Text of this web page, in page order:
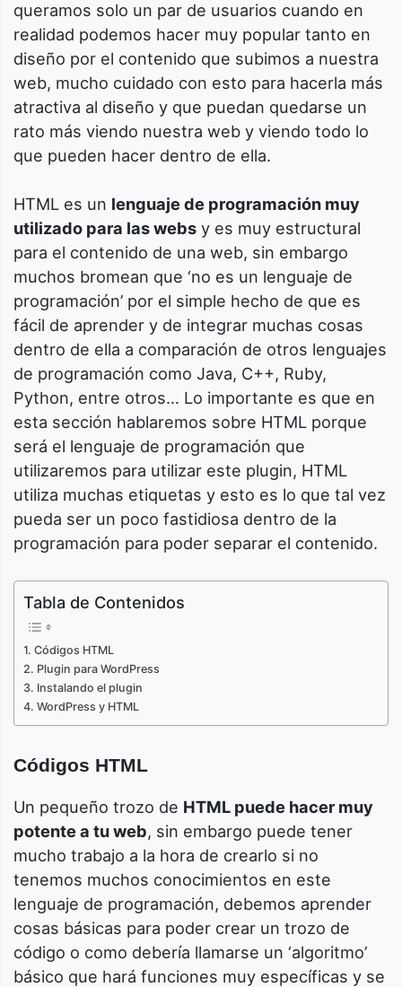
queramos solo un par de usuarios cuando en
realidad podemos hacer muy popular tanto en
diseño por el contenido que subimos a nuestra
web, mucho cuidado con esto para hacerla más
atractiva al diseño y que puedan quedarse un
rato más viendo nuestra web y viendo todo lo
que pueden hacer dentro de ella.
HTML es un lenguaje de programación muy
utilizado para las webs y es muy estructural
para el contenido de una web, sin embargo
muchos bromean que ‘no es un lenguaje de
programación’ por el simple hecho de que es
fácil de aprender y de integrar muchas cosas
dentro de ella a comparación de otros lenguajes
de programación como Java, C++, Ruby,
Python, entre otros… Lo importante es que en
esta sección hablaremos sobre HTML porque
será el lenguaje de programación que
utilizaremos para utilizar este plugin, HTML
utiliza muchas etiquetas y esto es lo que tal vez
pueda ser un poco fastidiosa dentro de la
programación para poder separar el contenido.
Tabla de Contenidos
Códigos HTML
Plugin para WordPress
Instalando el plugin
WordPress y HTML
Códigos HTML
Un pequeño trozo de HTML puede hacer muy
potente a tu web, sin embargo puede tener
mucho trabajo a la hora de crearlo si no
tenemos muchos conocimientos en este
lenguaje de programación, debemos aprender
cosas básicas para poder crear un trozo de
código o como debería llamarse un ‘algoritmo’
básico que hará funciones muy específicas y se